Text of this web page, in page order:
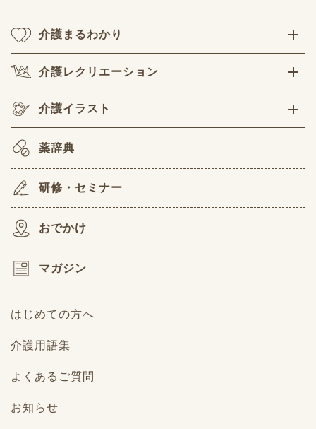
介護まるわかり
介護レクリエーション
介護イラスト
薬辞典
研修・セミナー
おでかけ
マガジン
はじめての方へ
介護用語集
よくあるご質問
お知らせ